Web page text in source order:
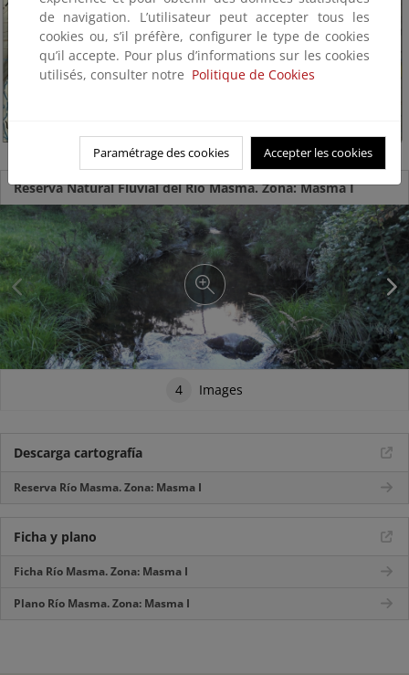
Reserva Natural Fluvial del Río Masma. Zona: Masma I
4 Images
Descarga cartografía
Reserva Río Masma. Zona: Masma I
Ficha y plano
Ficha Río Masma. Zona: Masma I
Plano Río Masma. Zona: Masma I
de navigation. L’utilisateur peut accepter tous les
cookies ou, s’il préfère, configurer le type de cookies
qu’il accepte. Pour plus d’informations sur les cookies
utilisés, consulter notre Politique de Cookies
Paramétrage des cookies Accepter les cookies